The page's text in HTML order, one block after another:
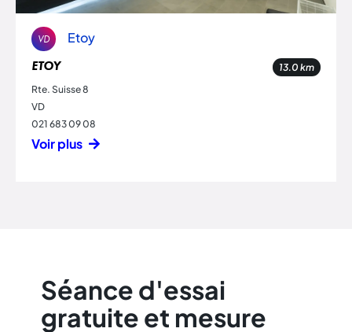
VD Etoy
ETOY 13.0 km
Rte. Suisse 8
VD
021 683 09 08
Voir plus
Séance d'essai
gratuite et mesure